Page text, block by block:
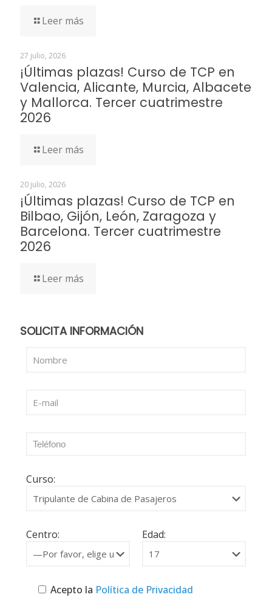
Leer más
27 julio, 2026
¡Últimas plazas! Curso de TCP en
Valencia, Alicante, Murcia, Albacete
y Mallorca. Tercer cuatrimestre
2026
Leer más
20 julio, 2026
¡Últimas plazas! Curso de TCP en
Bilbao, Gijón, León, Zaragoza y
Barcelona. Tercer cuatrimestre
2026
Leer más
SOLICITA INFORMACIÓN
Curso:
Centro: Edad:
Acepto la Política de Privacidad